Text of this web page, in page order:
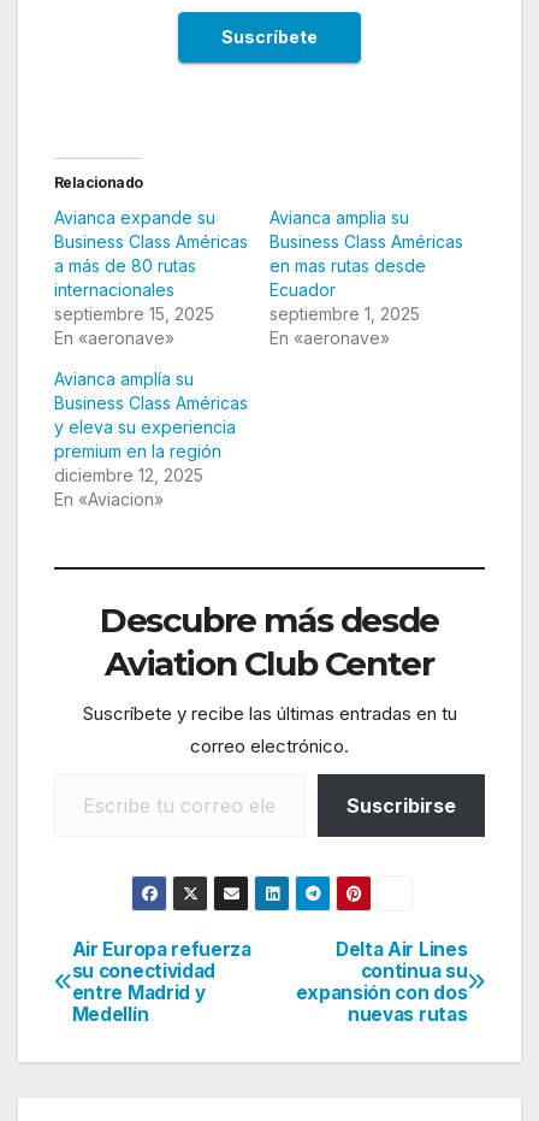
Relacionado
Avianca expande su
Business Class Américas
a más de 80 rutas
internacionales
septiembre 15, 2025
En «aeronave»
Avianca amplia su
Business Class Américas
en mas rutas desde
Ecuador
septiembre 1, 2025
En «aeronave»
Avianca amplía su
Business Class Américas
y eleva su experiencia
premium en la región
diciembre 12, 2025
En «Aviacion»
Descubre más desde
Aviation Club Center
Suscríbete y recibe las últimas entradas en tu
correo electrónico.
Suscribirse
Navegación
de
entradas
Delta Air Lines
continua su
expansión con dos
nuevas rutas
Air Europa refuerza
su conectividad
entre Madrid y
Medellín